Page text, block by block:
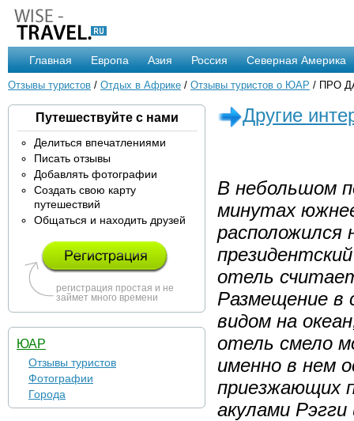
Главная Европа Азия Россия Северная Америка
Отзывы туристов / Отдых в Африке / Отзывы туристов о ЮАР / ПРО
Путешествуйте с нами
Делиться впечатлениями
Писать отзывы
Добавлять фотографии
Создать свою карту
путешествий
Общаться и находить друзей
регистрация простая и не
займет много времени
ЮАР
Отзывы туристов
Фотографии
Города
Другие
В небольшом
минутах
расположился
отель
Размещение в
видом на
отель смело
именно в нем
приезжающих
акулами